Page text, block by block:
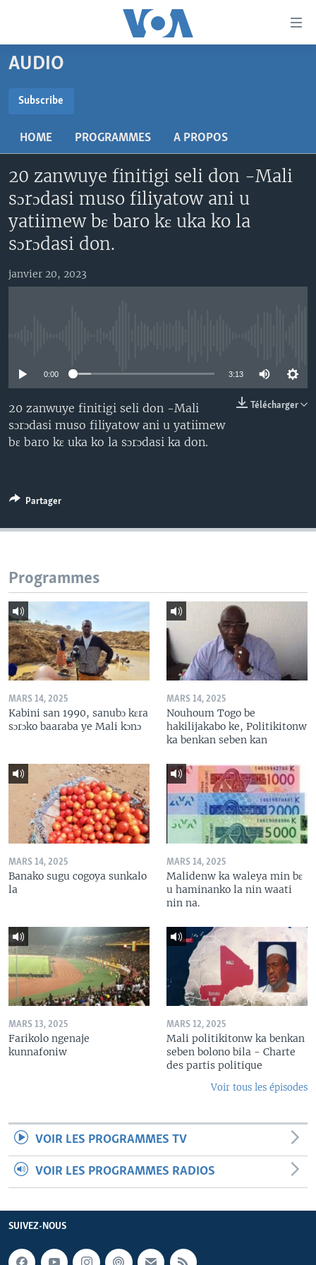
Menu
principal
navigation
principale
Retour
recherche
MALI KURA
RADIO
AN BA FO!
FARAFINA FOLI
SUIVEZ-NOUS
AUDIO
Subscribe
HOME PROGRAMMES A PROPOS
20 zanwuye finitigi seli don -Mali
sɔrɔdasi muso filiyatow ani u
yatiimew bɛ baro kɛ uka ko la
sɔrɔdasi don.
janvier 20, 2023
0:00 3:13
Télécharger
20 zanwuye finitigi seli don -Mali
sɔrɔdasi muso filiyatow ani u yatiimew
bɛ baro kɛ uka ko la sɔrɔdasi ka don.
Partager
Programmes
MARS 14, 2025
Kabini san 1990, sanubɔ kɛra
sɔrɔko baaraba ye Mali kɔnɔ
MARS 14, 2025
Nouhoum Togo be
hakilijakabo ke, Politikitonw
ka benkan seben kan
MARS 14, 2025
Banako sugu cogoya sunkalo
la
MARS 14, 2025
Malidenw ka waleya min bɛ
u haminanko la nin waati
nin na.
MARS 13, 2025
Farikolo ngenaje
kunnafoniw
MARS 12, 2025
Mali politikitonw ka benkan
seben bolono bila - Charte
des partis politique
Voir tous les épisodes
VOIR LES PROGRAMMES TV
VOIR LES PROGRAMMES RADIOS
SUIVEZ-NOUS